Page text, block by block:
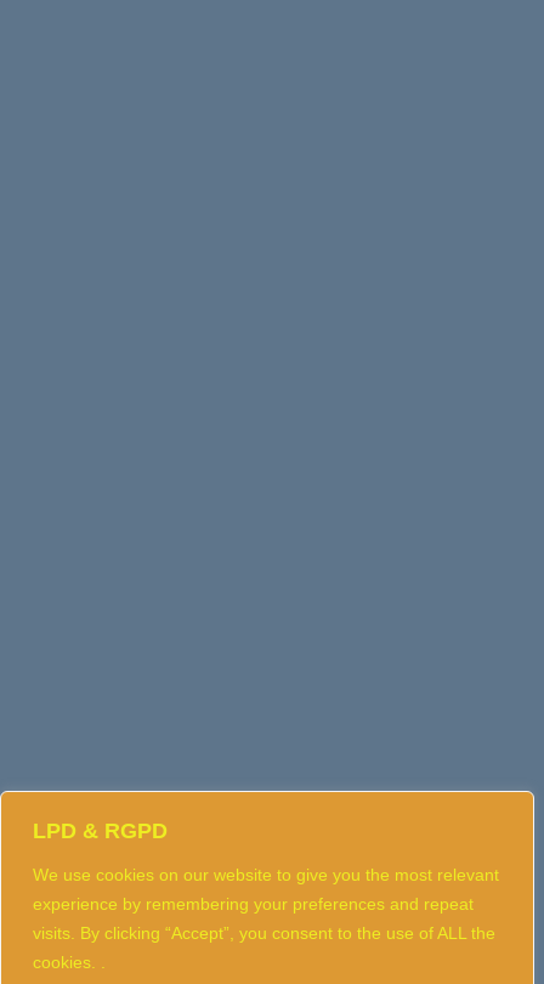
LPD & RGPD
We use cookies on our website to give you the most relevant
experience by remembering your preferences and repeat
visits. By clicking “Accept”, you consent to the use of ALL the
cookies. .